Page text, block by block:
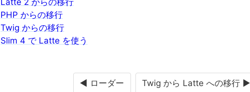
Latte 2 からの移行
PHP からの移行
Twig からの移行
Slim 4 で Latte を使う
◄ ローダー Twig から Latte への移行 ►